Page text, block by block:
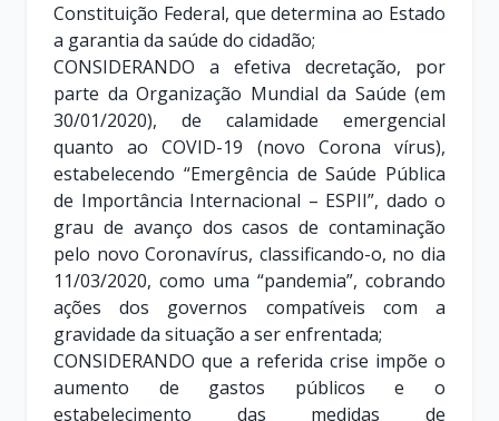
Constituição Federal, que determina ao Estado
a garantia da saúde do cidadão;
CONSIDERANDO a efetiva decretação, por
parte da Organização Mundial da Saúde (em
30/01/2020), de calamidade emergencial
quanto ao COVID-19 (novo Corona vírus),
estabelecendo “Emergência de Saúde Pública
de Importância Internacional – ESPII”, dado o
grau de avanço dos casos de contaminação
pelo novo Coronavírus, classificando-o, no dia
11/03/2020, como uma “pandemia”, cobrando
ações dos governos compatíveis com a
gravidade da situação a ser enfrentada;
CONSIDERANDO que a referida crise impõe o
aumento de gastos públicos e o
estabelecimento das medidas de